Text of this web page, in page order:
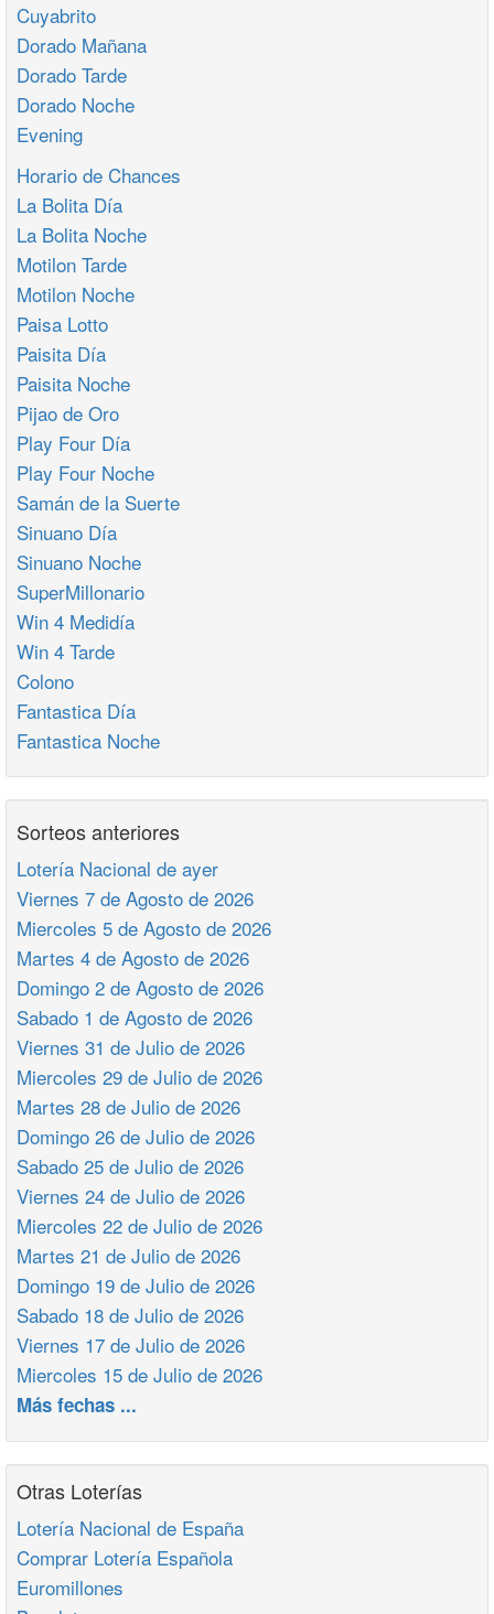
Cuyabrito
Dorado Mañana
Dorado Tarde
Dorado Noche
Evening
Horario de Chances
La Bolita Día
La Bolita Noche
Motilon Tarde
Motilon Noche
Paisa Lotto
Paisita Día
Paisita Noche
Pijao de Oro
Play Four Día
Play Four Noche
Samán de la Suerte
Sinuano Día
Sinuano Noche
SuperMillonario
Win 4 Medidía
Win 4 Tarde
Colono
Fantastica Día
Fantastica Noche
Sorteos anteriores
Lotería Nacional de ayer
Viernes 7 de Agosto de 2026
Miercoles 5 de Agosto de 2026
Martes 4 de Agosto de 2026
Domingo 2 de Agosto de 2026
Sabado 1 de Agosto de 2026
Viernes 31 de Julio de 2026
Miercoles 29 de Julio de 2026
Martes 28 de Julio de 2026
Domingo 26 de Julio de 2026
Sabado 25 de Julio de 2026
Viernes 24 de Julio de 2026
Miercoles 22 de Julio de 2026
Martes 21 de Julio de 2026
Domingo 19 de Julio de 2026
Sabado 18 de Julio de 2026
Viernes 17 de Julio de 2026
Miercoles 15 de Julio de 2026
Más fechas ...
Otras Loterías
Lotería Nacional de España
Comprar Lotería Española
Euromillones